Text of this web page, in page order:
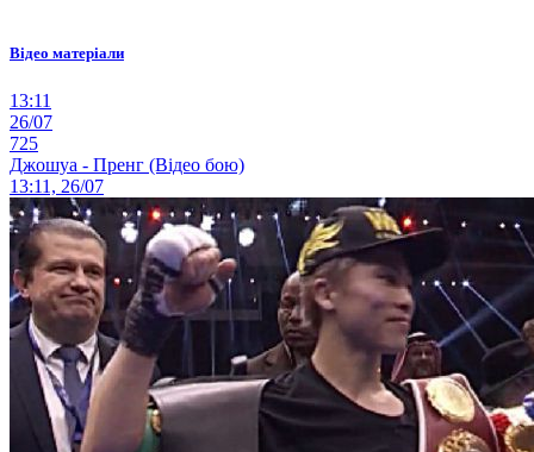
Відео матеріали
13:11
26/07
725
Джошуа - Пренг (Відео бою)
13:11, 26/07